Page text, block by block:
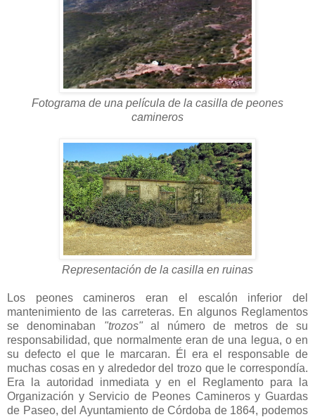
Fotograma de una película de la casilla de peones
camineros
Representación de la casilla en ruinas
Los peones camineros eran el escalón inferior del
mantenimiento de las carreteras. En algunos Reglamentos
se denominaban "trozos"al número de metros de su
responsabilidad, que normalmente eran de una legua, o en
su defecto el que le marcaran. Él era el responsable de
muchas cosas en y alrededor del trozo que le correspondía.
Era la autoridad inmediata y en el Reglamento para la
Organización y Servicio de Peones Camineros y Guardas
de Paseo, del Ayuntamiento de Córdoba de 1864, podemos